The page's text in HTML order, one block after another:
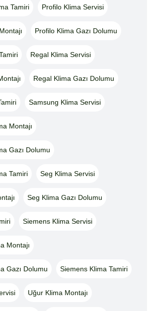
Tamiri Profilo Klima Servisi
Profilo Klima Gazı Dolumu
Regal Klima Servisi
Regal Klima Gazı Dolumu
Samsung Klima Servisi
Montajı
Gazı Dolumu
Tamiri Seg Klima Servisi
Seg Klima Gazı Dolumu
Siemens Klima Servisi
Montajı
Gazı Dolumu Siemens Klima Tamiri
Uğur Klima Montajı